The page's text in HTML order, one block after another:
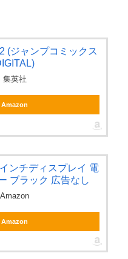
(ジャンプコミックス
集英社
Amazon
ンチディスプレイ 電
ブラック 広告なし
Amazon
Amazon